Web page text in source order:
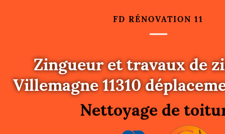
FD RÉNOVATION 11
Zingueur et travaux de
Villemagne 11310
Urgence fuite
Changement de
Nettoyage de